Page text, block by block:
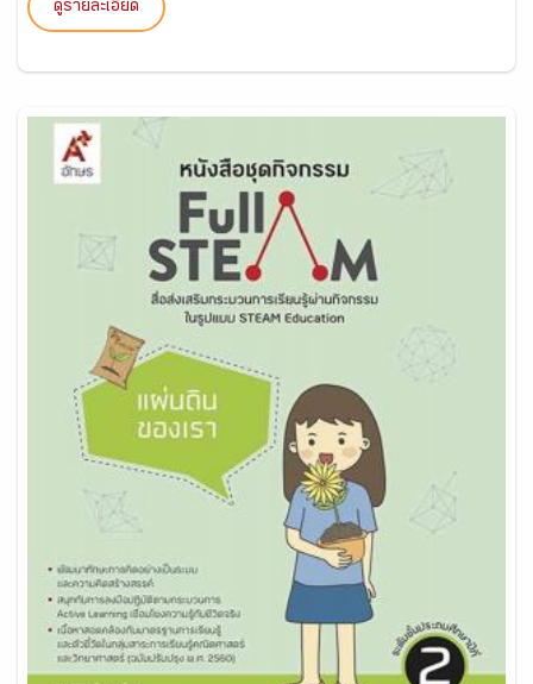
ดูรายละเอียด